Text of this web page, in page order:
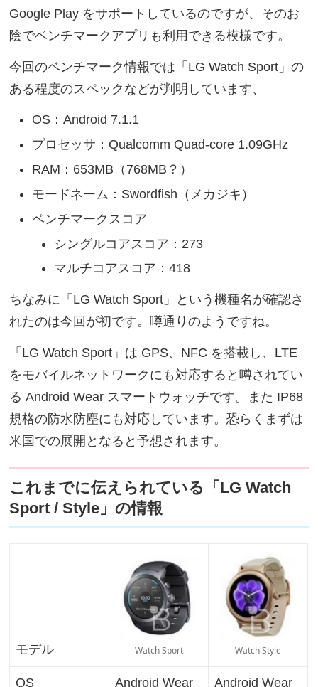
Google Play をサポートしているのですが、そのお
陰でベンチマークアプリも利用できる模様です。
今回のベンチマーク情報では「LG Watch Sport」の
ある程度のスペックなどが判明しています、
OS：Android 7.1.1
プロセッサ：Qualcomm Quad-core 1.09GHz
RAM：653MB（768MB？）
モードネーム：Swordfish（メカジキ）
ベンチマークスコア
シングルコアスコア：273
マルチコアスコア：418
ちなみに「LG Watch Sport」という機種名が確認さ
れたのは今回が初です。噂通りのようですね。
「LG Watch Sport」は GPS、NFC を搭載し、LTE
をモバイルネットワークにも対応すると噂されてい
る Android Wear スマートウォッチです。また IP68
規格の防水防塵にも対応しています。恐らくまずは
米国での展開となると予想されます。
これまでに伝えられている「LG Watch
Sport / Style」の情報
モデル Watch Sport Watch Style
OS Android Wear Android Wear